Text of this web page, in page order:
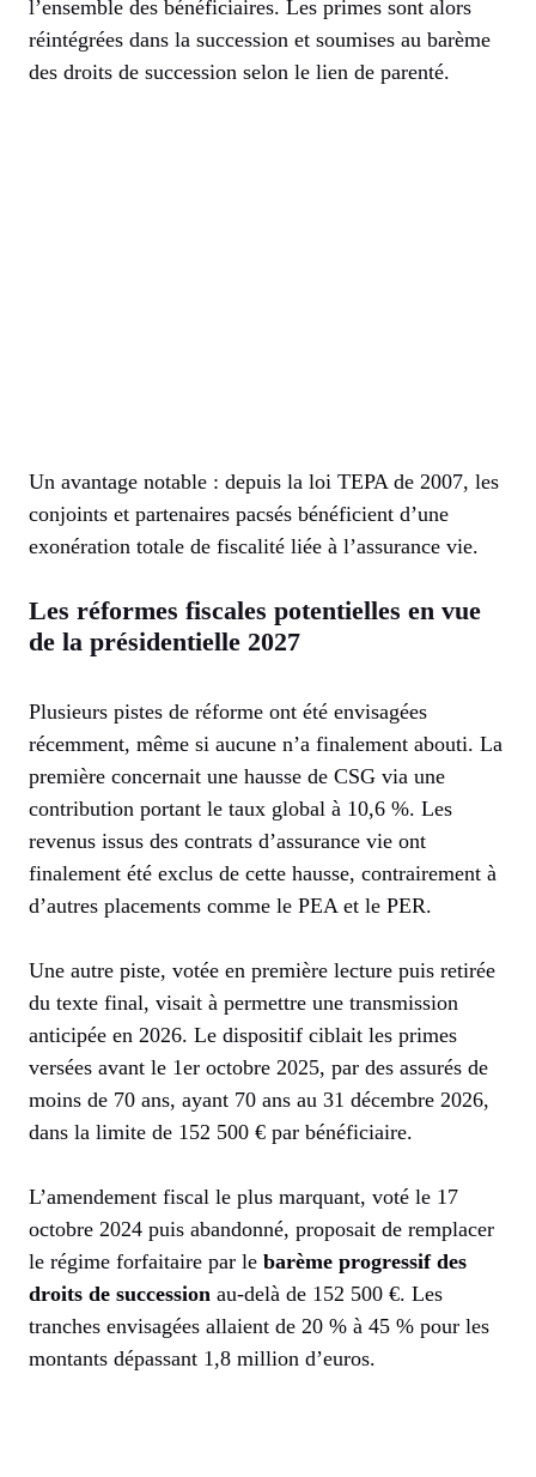
l’ensemble des bénéficiaires. Les primes sont alors
réintégrées dans la succession et soumises au barème
des droits de succession selon le lien de parenté.
Un avantage notable : depuis la loi TEPA de 2007, les
conjoints et partenaires pacsés bénéficient d’une
exonération totale de fiscalité liée à l’assurance vie.
Les réformes fiscales potentielles en vue
de la présidentielle 2027
Plusieurs pistes de réforme ont été envisagées
récemment, même si aucune n’a finalement abouti. La
première concernait une hausse de CSG via une
contribution portant le taux global à 10,6 %. Les
revenus issus des contrats d’assurance vie ont
finalement été exclus de cette hausse, contrairement à
d’autres placements comme le PEA et le PER.
Une autre piste, votée en première lecture puis retirée
du texte final, visait à permettre une transmission
anticipée en 2026. Le dispositif ciblait les primes
versées avant le 1er octobre 2025, par des assurés de
moins de 70 ans, ayant 70 ans au 31 décembre 2026,
dans la limite de 152 500 € par bénéficiaire.
L’amendement fiscal le plus marquant, voté le 17
octobre 2024 puis abandonné, proposait de remplacer
le régime forfaitaire par le barème progressif des
droits de succession au-delà de 152 500 €. Les
tranches envisagées allaient de 20 % à 45 % pour les
montants dépassant 1,8 million d’euros.